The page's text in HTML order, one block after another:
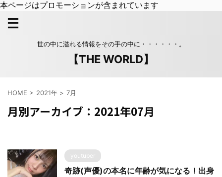
本ページはプロモーションが含まれています
世の中に溢れる情報をその手の中に・・・・・・。
【THE WORLD】
HOME > 2021年 > 7月
月別アーカイブ：2021年07月
youtuber
奇跡(声優)の本名に年齢が気になる！出身